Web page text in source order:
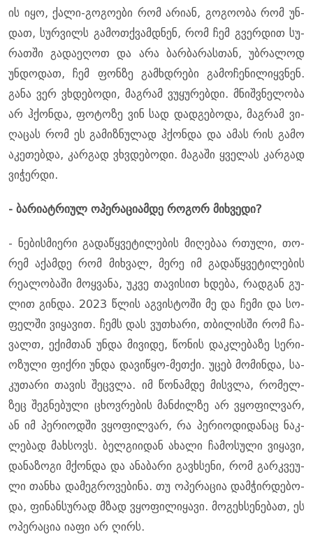
ის იყო, ქალი-გო­გო­ე­ბი რომ არი­ან, გო­გო­ო­ბა რომ უნ­
დათ, სურ­ვილს გა­მოთ­ქვამ­დნენ, რომ ჩემ გვერ­დით სუ­
რათ­ში გა­და­ე­ღოთ და არა ბარ­ბა­რას­თან, უბ­რა­ლოდ
უნ­დო­დათ, ჩემ ფონ­ზე გამ­ხდრე­ბი გა­მო­ჩე­ნი­ლიყ­ვნენ.
განა ვერ ვხდე­ბო­დი, მაგ­რამ ვუ­ყუ­რებ­დი. მნიშ­ვნე­ლო­ბა
არ ჰქონ­და, ფო­ტო­ზე ვინ სად დად­გე­ბო­და, მაგ­რამ ვი­
ღა­ცას რომ ეს გა­მიზ­ნუ­ლად ჰქონ­და და ამას რის გამო
აკე­თებ­და, კარ­გად ვხვდე­ბო­დი. მა­გა­ში ყვე­ლას კარ­გად
ვი­ჭერ­დი.
- ბა­რი­ატ­რი­ულ ოპე­რა­ცი­ამ­დე რო­გორ მიხ­ვე­დი?
- ნე­ბის­მი­ე­რი გა­და­წყვე­ტი­ლე­ბის მი­ღე­ბაა რთუ­ლი, თო­
რემ აქამ­დე რომ მიხ­ვალ, მერე იმ გა­და­წყვე­ტი­ლე­ბის
რე­ა­ლო­ბა­ში მოყ­ვა­ნა, უკვე თა­ვი­სით ხდე­ბა, რად­გან გუ­
ლით გინ­და. 2023 წლის აგ­ვის­ტო­ში მე და ჩემი და სო­
ფელ­ში ვი­ყა­ვით. ჩემს დას ვუ­თხა­რი, თბი­ლის­ში რომ ჩა­
ვალთ, ექიმ­თან უნდა მი­ვი­დე, წო­ნის დაკ­ლე­ბა­ზე სე­რი­
ო­ზუ­ლი ფიქ­რი უნდა და­ვი­წყო-მეთ­ქი. უცებ მო­მინ­და, სა­
კუ­თა­რი თა­ვის შეც­ვლა. იმ წო­ნამ­დე მის­ვლა, რო­მელ­
ზეც შეგ­ნე­ბუ­ლი ცხოვ­რე­ბის მან­ძილ­ზე არ ვყო­ფილ­ვარ,
ან იმ პე­რი­ოდ­ში ვყო­ფილ­ვარ, რა პე­რი­ო­დი­და­ნაც ნაკ­
ლე­ბად მახ­სოვს. ბელ­გი­ი­დან ახა­ლი ჩა­მო­სუ­ლი ვი­ყა­ვი,
და­ნა­ზო­გი მქონ­და და ანა­ბა­რი გავ­ხსე­ნი, რომ გარ­კვე­უ­
ლი თან­ხა და­მეგ­რო­ვე­ბი­ნა. თუ ოპე­რა­ცია დამ­ჭირ­დე­ბო­
და, ფი­ნან­სუ­რად მზად ვყო­ფი­ლი­ყა­ვი. მო­გეხ­სე­ნე­ბათ, ეს
ოპე­რა­ცია იაფი არ ღირს.